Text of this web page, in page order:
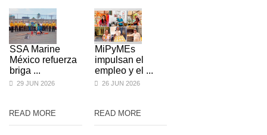
SSA Marine
México refuerza
briga ...
29 JUN 2026
READ MORE
MiPyMEs
impulsan el
empleo y el ...
26 JUN 2026
READ MORE